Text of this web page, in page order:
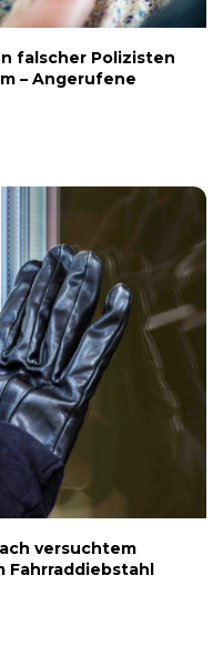
falscher Polizisten
– Angerufene
versuchtem
Fahrraddiebstahl